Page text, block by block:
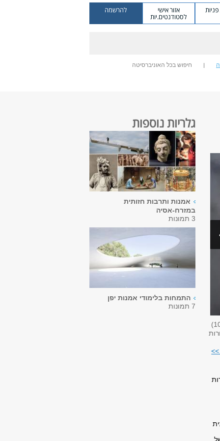
אזור אישי
לסטודנטים.יות
להרשמה
חיפוש בכל האוניברסיטה
גלריות נוספות
אמנות ותרבות חזותית
במזרח-אסיה
3 תמונות
התמחות בלימודי אמנות יפן
7 תמונות